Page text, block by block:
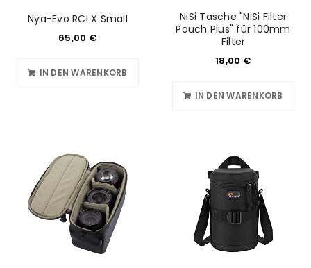
Nya-Evo RCI X Small
65,00 €
IN DEN WARENKORB
NiSi Tasche "NiSi Filter
Pouch Plus" für 100mm
Filter
18,00 €
IN DEN WARENKORB